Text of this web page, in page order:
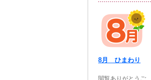
8月 ひまわり
閲覧ありがとうご